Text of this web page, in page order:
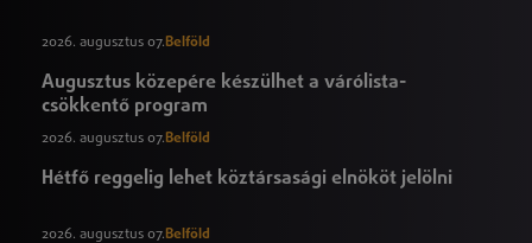
2026. augusztus 07.Belföld
Augusztus közepére készülhet a várólista-
csökkentő program
2026. augusztus 07.Belföld
Hétfő reggelig lehet köztársasági elnököt jelölni
2026. augusztus 07.Belföld